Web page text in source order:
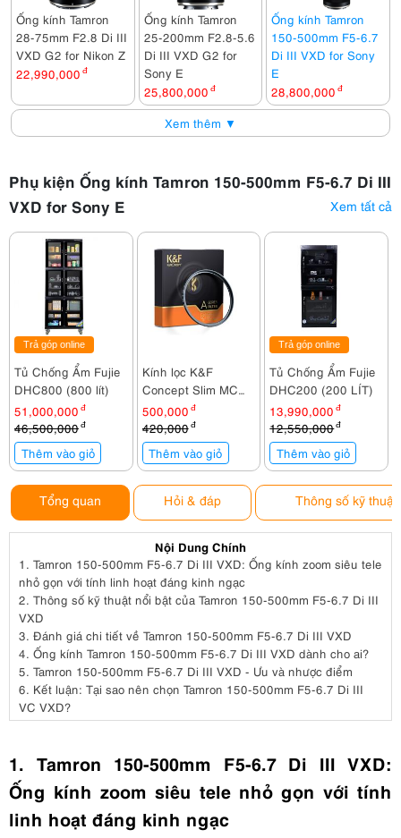
Ống kính Tamron
28-75mm F2.8 Di III
VXD G2 for Nikon Z
22,990,000 đ
Ống kính Tamron
25-200mm F2.8-5.6
Di III VXD G2 for
Sony E
25,800,000 đ
Ống kính Tamron
150-500mm F5-6.7
Di III VXD for Sony
E
28,800,000 đ
Xem thêm ▼
Phụ kiện Ống kính Tamron 150-500mm F5-6.7 Di III
VXD for Sony E
Xem tất cả
Trả góp online
Tủ Chống Ẩm Fujie
DHC800 (800 lít)
51,000,000 đ
46,500,000đ
Thêm vào giỏ
Kính lọc K&F
Concept Slim MC
UV 82mm KF01.031
500,000 đ
420,000 đ
Thêm vào giỏ
Trả góp online
Tủ Chống Ẩm Fujie
DHC200 (200 LÍT)
13,990,000 đ
12,550,000đ
Thêm vào giỏ
Tổng quan Hỏi & đáp Thông số kỹ thuật
Nội Dung Chính
1. Tamron 150-500mm F5-6.7 Di III VXD: Ống kính zoom siêu tele
nhỏ gọn với tính linh hoạt đáng kinh ngạc
2. Thông số kỹ thuật nổi bật của Tamron 150-500mm F5-6.7 Di III
VXD
3. Đánh giá chi tiết về Tamron 150-500mm F5-6.7 Di III VXD
4. Ống kính Tamron 150-500mm F5-6.7 Di III VXD dành cho ai?
5. Tamron 150-500mm F5-6.7 Di III VXD - Ưu và nhược điểm
6. Kết luận: Tại sao nên chọn Tamron 150-500mm F5-6.7 Di III
VC VXD?
1. Tamron 150-500mm F5-6.7 Di III VXD:
Ống kính zoom siêu tele nhỏ gọn với tính
linh hoạt đáng kinh ngạc